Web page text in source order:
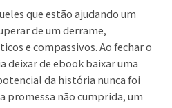
que estão ajudando um
de um derrame,
e compassivos. Ao fechar o
deixar de ebook baixar uma
da história nunca foi
não cumprida, um